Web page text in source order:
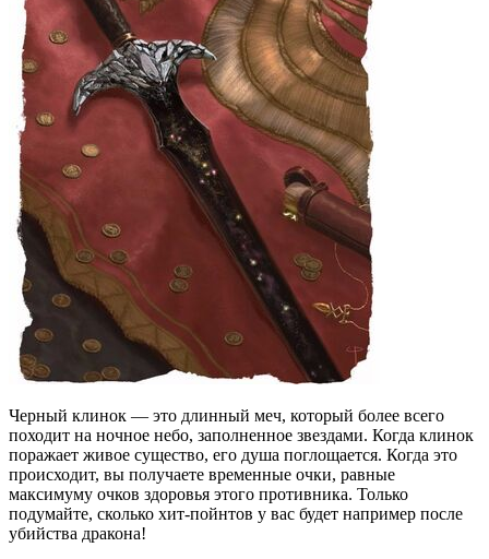
Черный клинок — это длинный меч, который более всего
походит на ночное небо, заполненное звездами. Когда клинок
поражает живое существо, его душа поглощается. Когда это
происходит, вы получаете временные очки, равные
максимуму очков здоровья этого противника. Только
подумайте, сколько хит-пойнтов у вас будет например после
убийства дракона!